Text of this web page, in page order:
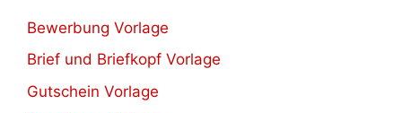
Bewerbung Vorlage
Brief und Briefkopf Vorlage
Gutschein Vorlage